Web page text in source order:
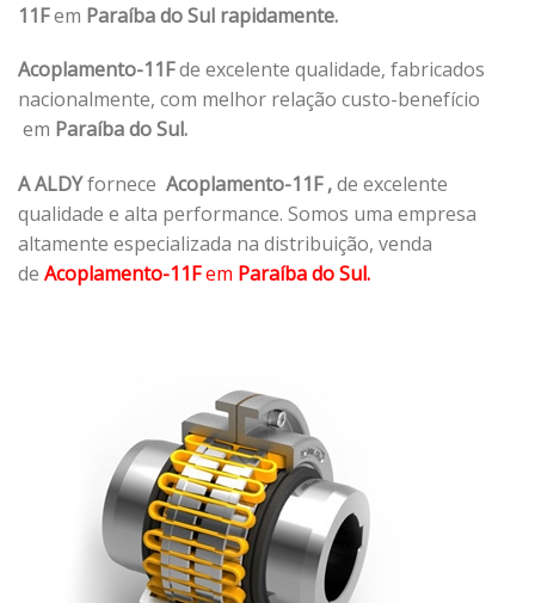
11Fem Paraíba do Sul rapidamente.
Acoplamento-11Fde excelente qualidade, fabricados
nacionalmente, com melhor relação custo-benefício
em Paraíba do Sul.
A ALDYfornece Acoplamento-11F ,de excelente
qualidade e alta performance. Somos uma empresa
altamente especializada na distribuição, venda
de Acoplamento-11Fem Paraíba do Sul.